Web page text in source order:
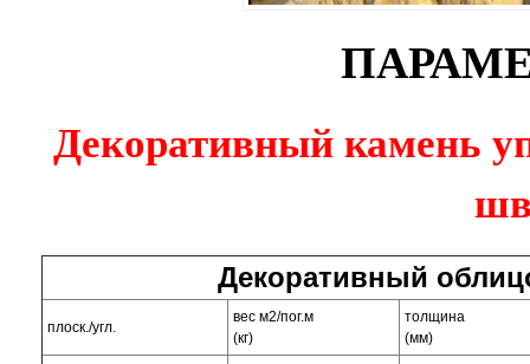
Декоративный камень
Декоративный
плоск./угл.
вес м2/пог.м
(кг)
толщина
(мм)